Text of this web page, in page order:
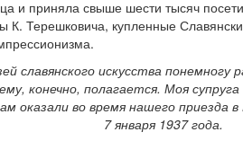
и приняла свыше шести тысяч
К. Терешковича, купленные
славянского искусства
конечно, полагается. Моя
оказали во время нашего приезда
7 января 1937 года.